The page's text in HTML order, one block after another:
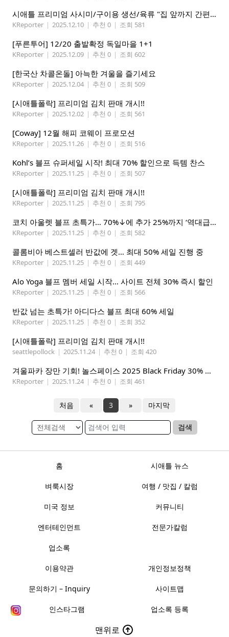
시애틀 프리미엄 사시미/구이용 생선/육류 "집 앞까지 간편하게" – 영오션샵닷컴
KReporter | 2025.12.10 | 추천 0 | 조회 581
[푸른투어] 12/20 출발확정 독일마을 1+1
KReporter | 2025.12.09 | 추천 0 | 조회 602
[한국산 차콜온돌] 아늑한 겨울을 즐기세요
KReporter | 2025.12.04 | 추천 0 | 조회 509
[시애틀폴락] 프리미엄 김치 판매 개시!!
KReporter | 2025.12.02 | 추천 0 | 조회 561
[Coway] 12월 해피 코웨이 프로모션
KReporter | 2025.11.26 | 추천 0 | 조회 516
Kohl’s 블프 슈퍼세일 시작! 최대 70% 할인으로 득템 찬스
KReporter | 2025.11.25 | 추천 0 | 조회 507
[시애틀폴락] 프리미엄 김치 판매 개시!!
KReporter | 2025.11.25 | 추천 0 | 조회 795
코치 아울렛 블프 초특가… 70%↓에 추가 25%까지 ‘역대급 할인’
KReporter | 2025.11.25 | 추천 0 | 조회 582
콜롬비아 베스트셀러 반값에 겟… 최대 50% 세일 진행 중
KReporter | 2025.11.25 | 추천 0 | 조회 449
Alo Yoga 블프 멤버 세일 시작… 사이트 전체 30% 즉시 할인
KReporter | 2025.11.25 | 추천 0 | 조회 566
반값 넘는 초특가! 아디다스 블프 최대 60% 세일
KReporter | 2025.11.25 | 추천 0 | 조회 352
[시애틀폴락] 프리미엄 김치 판매 개시!!
seattlepollock | 2025.11.24 | 추천 0 | 조회 420
겨울파카 장만 기회! 놀스페이스 2025 Black Friday 30% 할인!
KReporter | 2025.11.24 | 추천 0 | 조회 461
처음 « 3 » 마지막
검색
홈 시애틀 뉴스
벼룩시장 여행 / 맛집 / 칼럼
미국 정보 커뮤니티
엔터테인먼트 전문가칼럼
업소록
이용약관 개인정보정책
문의하기 – Inquiry 사이트맵
인스타그램 업소록 등록
맨위로